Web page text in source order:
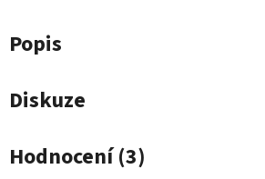
Popis
Diskuze
Hodnocení (3)